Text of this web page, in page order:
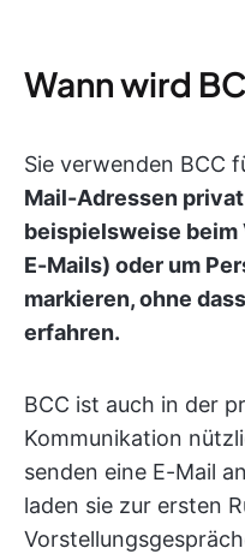
Wann wird
Sie verwenden BCC
Mail-Adressen
beispielsweise beim
E-Mails) oder um
markieren, ohne
erfahren.
BCC ist auch in der
Kommunikation
senden eine E-Mail
laden sie zur ersten